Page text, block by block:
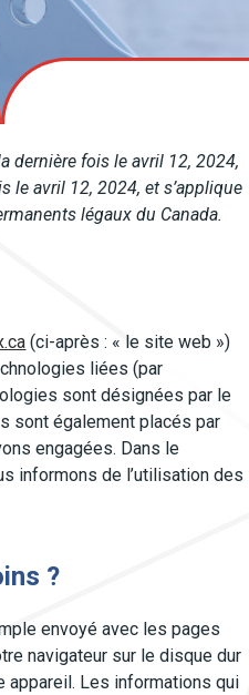
dernière fois le avril 12, 2024,
le avril 12, 2024, et s’applique
légaux du Canada.
(ci-après : « le site web »)
liées (par
sont désignées par le
sont également placés par
engagées. Dans le
informons de l’utilisation des
?
envoyé avec les pages
navigateur sur le disque dur
appareil. Les informations qui